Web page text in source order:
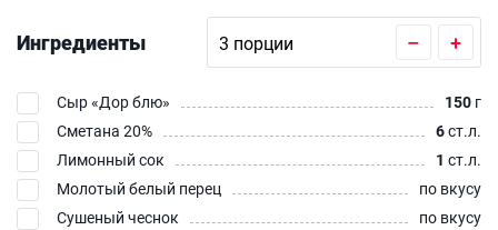
Ингредиенты – +
Сыр «Дор блю»‎ 150 г
Сметана 20%
6ст.л.
Лимонный сок
1 ст.л.
Молотый белый перец
по вкусу
Сушеный чеснок
по вкусу